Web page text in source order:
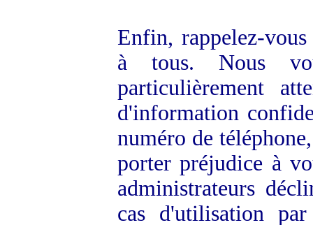
Enfin, rappelez-
à tous. Nous
particulièrement
d'information
numéro de
porter préjudice à
administrateurs
cas d'utilisation